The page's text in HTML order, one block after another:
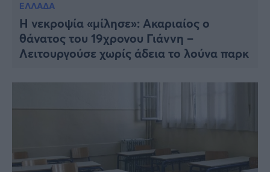
ΕΛΛΑΔΑ
Η νεκροψία «μίλησε»: Ακαριαίος ο
θάνατος του 19χρονου Γιάννη –
Λειτουργούσε χωρίς άδεια το λούνα παρκ